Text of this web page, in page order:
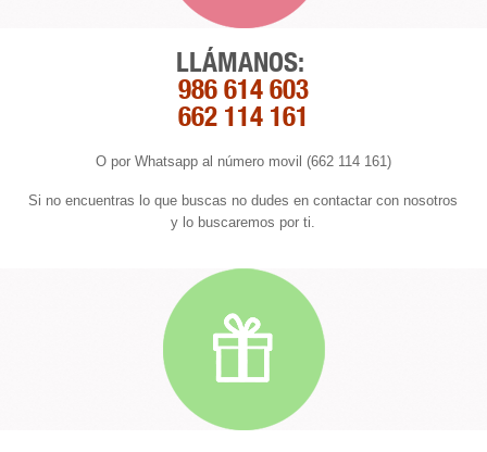
LLÁMANOS:
986 614 603
662 114 161
O por Whatsapp al número movil (662 114 161)
Si no encuentras lo que buscas no dudes en contactar con nosotros
y lo buscaremos por ti.